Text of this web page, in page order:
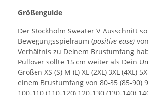
Größenguide
Der Stockholm Sweater V-Ausschnitt
Bewegungsspielraum (positive ease)
Verhältnis zu Deinem Brustumfang
Pullover sollte 15 cm weiter als Dein
Größen XS (S) M (L) XL (2XL) 3XL (4XL)
einem Brustumfang von 80-85 (85-90)
100-110 (110-120) 120-130 (130-140)